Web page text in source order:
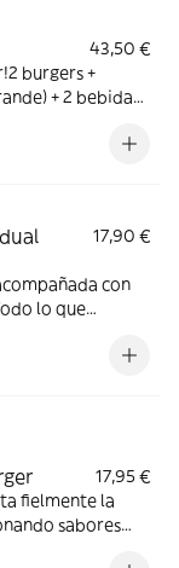
43,50 €
burgers +
+ 2 bebidas
17,90 €
con
lo que
17,95 €
fielmente la
sabores